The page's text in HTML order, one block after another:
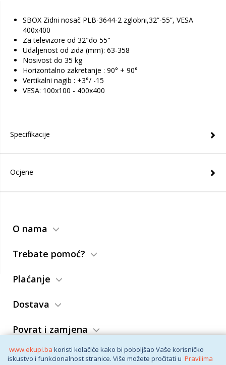
www.ekupi.ba koristi kolačiće kako bi poboljšao Vaše korisničko
iskustvo i funkcionalnost stranice. Više možete pročitati u Pravilima
SBOX Zidni nosač PLB-3644-2 zglobni,32”-55”, VESA
400x400
Za televizore od 32"do 55"
Udaljenost od zida (mm): 63-358
Nosivost do 35 kg
Horizontalno zakretanje : 90° + 90°
Vertikalni nagib : +3°/ -15
VESA: 100x100 - 400x400
Specifikacije
Ocjene
O nama
Trebate pomoć?
Plaćanje
Dostava
Povrat i zamjena
Opći uslovi